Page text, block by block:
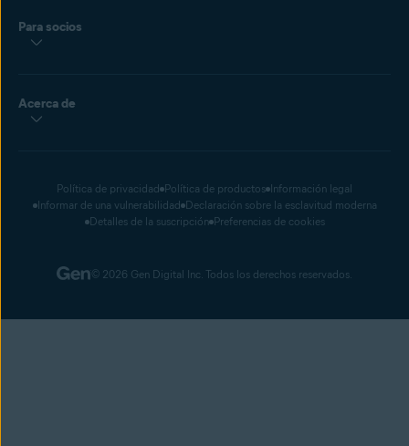
Para socios
Acerca de
Política de privacidad Política de productos Información legal
Informar de una vulnerabilidad Declaración sobre la esclavitud moderna
Detalles de la suscripción Preferencias de cookies
© 2026 Gen Digital Inc. Todos los derechos reservados.